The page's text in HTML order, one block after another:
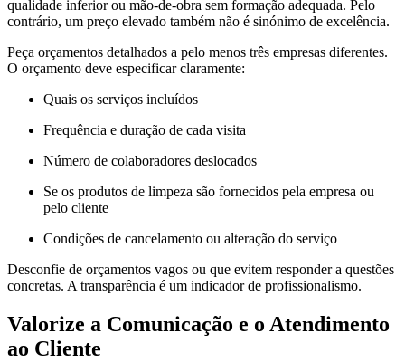
qualidade inferior ou mão-de-obra sem formação adequada. Pelo
contrário, um preço elevado também não é sinónimo de excelência.
Peça orçamentos detalhados a pelo menos três empresas diferentes.
O orçamento deve especificar claramente:
Quais os serviços incluídos
Frequência e duração de cada visita
Número de colaboradores deslocados
Se os produtos de limpeza são fornecidos pela empresa ou
pelo cliente
Condições de cancelamento ou alteração do serviço
Desconfie de orçamentos vagos ou que evitem responder a questões
concretas. A transparência é um indicador de profissionalismo.
Valorize a Comunicação e o Atendimento
ao Cliente